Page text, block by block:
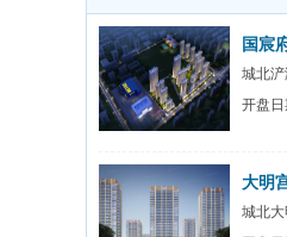
国宸
城北
开盘日
大明
城北